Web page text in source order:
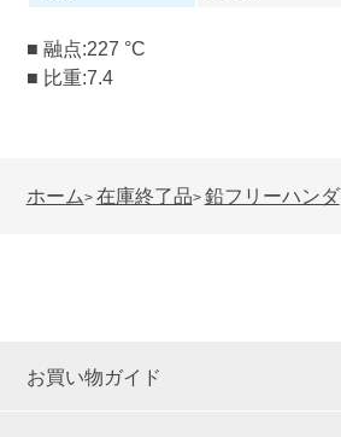
■ 融点:227 °C
■ 比重:7.4
ホーム> 在庫終了品> 鉛フリーハンダ
お買い物ガイド